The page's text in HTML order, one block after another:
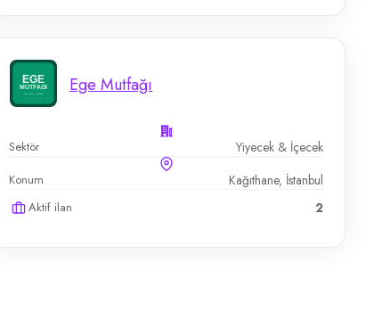
Ege Mutfağı
Sektör Yiyecek & İçecek
Konum Kağıthane, İstanbul
Aktif ilan 2